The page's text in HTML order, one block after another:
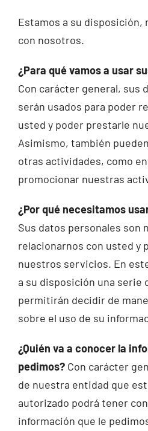
Estamos a su disposición,
con nosotros.
¿Para qué vamos a usar
Con carácter general, sus
serán usados para poder
usted y poder prestarle
Asimismo, también
otras actividades, como
promocionar nuestras
¿Por qué necesitamos
Sus datos personales son
relacionarnos con usted y
nuestros servicios. En
a su disposición una serie
permitirán decidir de
sobre el uso de su
¿Quién va a conocer la
pedimos? Con carácter
de nuestra entidad que
autorizado podrá tener
información que le